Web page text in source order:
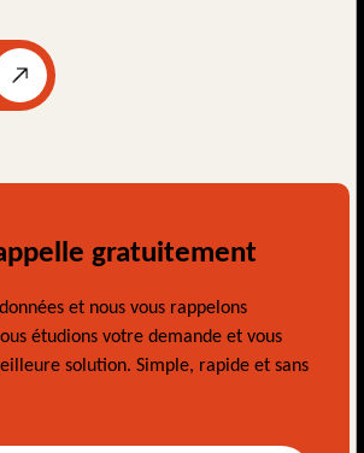
gratuitement
et nous vous rappelons
étudions votre demande et vous
solution. Simple, rapide et sans